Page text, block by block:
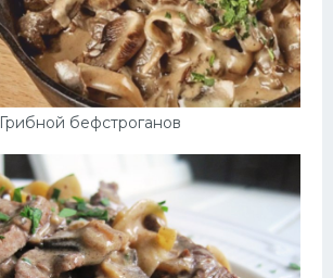
Грибной бефстроганов